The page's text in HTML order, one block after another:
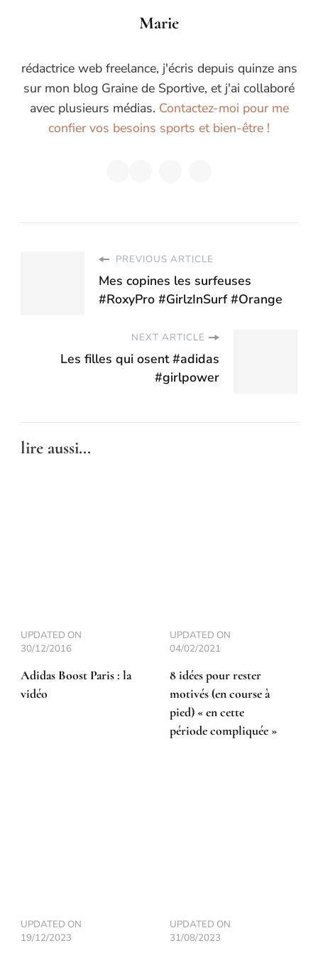
Marie
rédactrice web freelance, j'écris depuis quinze ans
sur mon blog Graine de Sportive, et j'ai collaboré
avec plusieurs médias. Contactez-moi pour me
confier vos besoins sports et bien-être !
PREVIOUS ARTICLE
Mes copines les surfeuses
#RoxyPro #GirlzInSurf #Orange
NEXT ARTICLE
Les filles qui osent #adidas
#girlpower
lire aussi...
UPDATED ON
30/12/2016
Adidas Boost Paris : la
vidéo
UPDATED ON
04/02/2021
8 idées pour rester
motivés (en course à
pied) « en cette
période compliquée »
UPDATED ON
19/12/2023
UPDATED ON
31/08/2023